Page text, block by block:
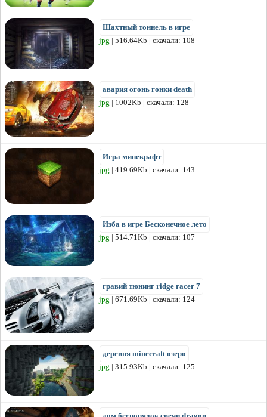
Шахтный тоннель в игре
jpg | 516.64Kb | скачали: 108
авария огонь гонки death
jpg | 1002Kb | скачали: 128
Игра минекрафт
jpg | 419.69Kb | скачали: 143
Изба в игре Бесконечное лето
jpg | 514.71Kb | скачали: 107
гравий тюнинг ridge racer 7
jpg | 671.69Kb | скачали: 124
деревня minecraft озеро
jpg | 315.93Kb | скачали: 125